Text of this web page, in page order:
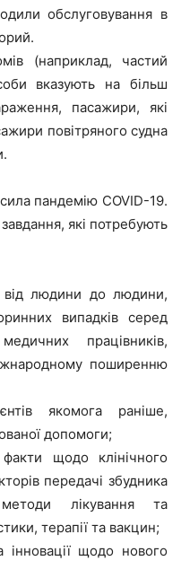
обслуговування в
(наприклад, частий
вказують на більш
пасажири, які
повітряного судна
пандемію COVID-19.
які потребують
від людини до людини,
випадків серед
працівників,
поширенню
якомога раніше,
допомоги;
щодо клінічного
передачі збудника
лікування та
терапії та вакцин;
інновації щодо нового